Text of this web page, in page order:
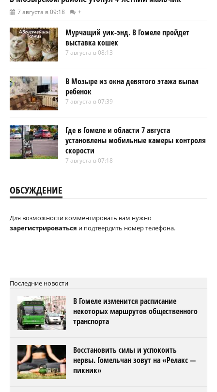
7 августа в 09:18 +
Мурчащий уик-энд. В Гомеле пройдет
выставка кошек
7 августа в 08:13
В Мозыре из окна девятого этажа выпал
ребенок
7 августа в 07:39
Где в Гомеле и области 7 августа
установлены мобильные камеры контроля
скорости
7 августа в 07:18
ОБСУЖДЕНИЕ
Для возможности комментировать вам нужно
зарегистрироваться и подтвердить номер телефона.
Последние новости
В Гомеле изменится расписание
некоторых маршрутов общественного
транспорта
Восстановить силы и успокоить
нервы. Гомельчан зовут на «Релакс —
пикник»